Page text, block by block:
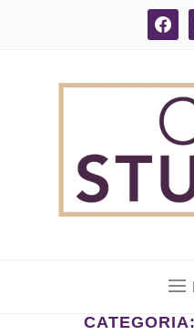
facebook
CATEGORIA: